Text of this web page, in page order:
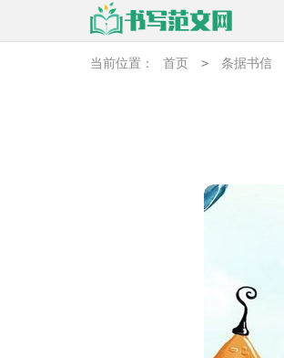
当前位置： 首页 > 条据书信